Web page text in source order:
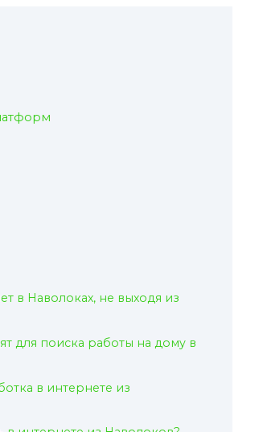
в Наволоках, не выходя из
для поиска работы на дому в
в интернете из